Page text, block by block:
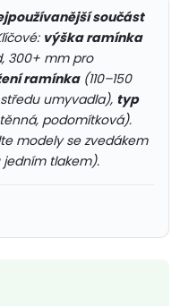
součást
výška ramínka
300+ mm pro
ramínka(110–150
umyvadla), typ
podomítková).
modely se zvedákem
tlakem).